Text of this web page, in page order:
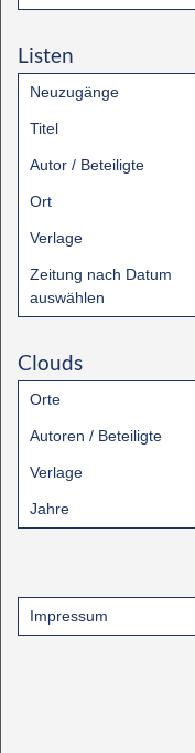
Listen
Neuzugänge
Titel
Autor / Beteiligte
Ort
Verlage
Zeitung nach Datum
auswählen
Clouds
Orte
Autoren / Beteiligte
Verlage
Jahre
Impressum